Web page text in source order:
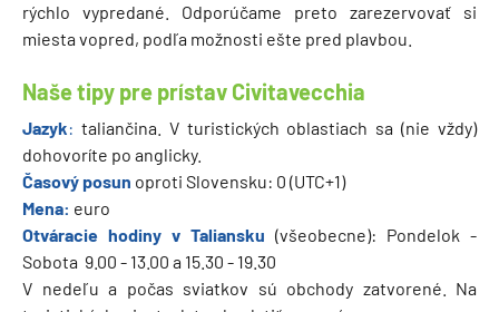
rýchlo vypredané. Odporúčame preto zarezervovať si
miesta vopred, podľa možnosti ešte pred plavbou.
Naše tipy pre prístav Civitavecchia
Jazyk: taliančina. V turistických oblastiach sa (nie vždy)
dohovoríte po anglicky.
Časový posun oproti Slovensku: 0 (UTC+1)
Mena: euro
Otváracie hodiny v Taliansku (všeobecne): Pondelok -
Sobota 9.00 - 13.00 a 15.30 - 19.30
V nedeľu a počas sviatkov sú obchody zatvorené. Na